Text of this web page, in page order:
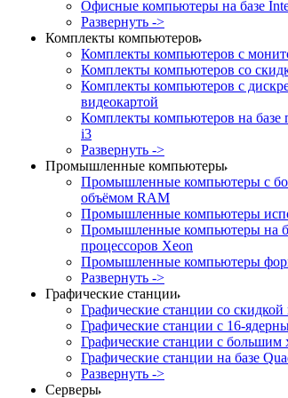
Офисные компьютеры на базе
Развернуть ->
Комплекты компьютеров
Комплекты компьютеров с
Комплекты компьютеров со
Комплекты компьютеров с
видеокартой
Комплекты компьютеров на базе
i3
Развернуть ->
Промышленные компьютеры
Промышленные компьютеры с
объёмом RAM
Промышленные компьютеры
Промышленные компьютеры на
процессоров Xeon
Промышленные компьютеры
Развернуть ->
Графические станции
Графические станции со
Графические станции с 16-
Графические станции с
Графические станции на базе
Развернуть ->
Серверы